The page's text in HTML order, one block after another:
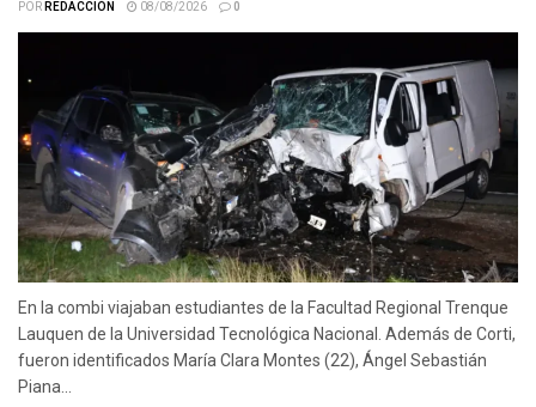
PORREDACCIÓN 08/08/2026 0
En la combi viajaban estudiantes de la Facultad Regional Trenque
Lauquen de la Universidad Tecnológica Nacional. Además de Corti,
fueron identificados María Clara Montes (22), Ángel Sebastián
Piana...